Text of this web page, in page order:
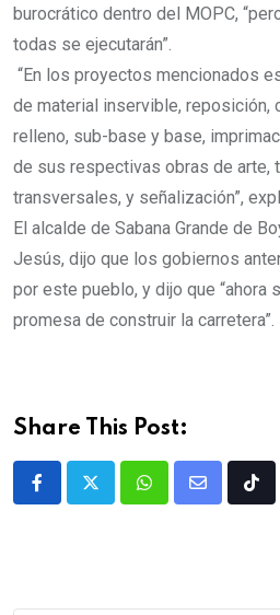
burocrático dentro del MOPC,
todas se ejecutarán”.
“En los proyectos mencionados
de material inservible, reposición,
relleno, sub-base y base,
de sus respectivas obras de arte,
transversales, y señalización”,
El alcalde de Sabana Grande de
Jesús, dijo que los gobiernos
por este pueblo, y dijo que “ahora
promesa de construir la carretera”.
Share This Post: